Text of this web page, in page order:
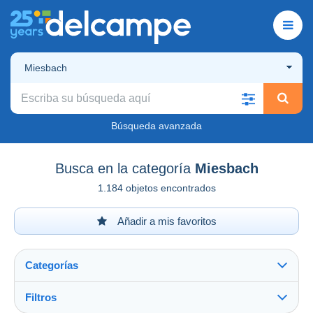
Miesbach
Búsqueda avanzada
Busca en la categoría Miesbach
1.184 objetos encontrados
Añadir a mis favoritos
Categorías
Filtros